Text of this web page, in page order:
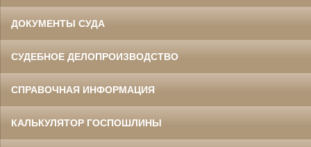
ДОКУМЕНТЫ СУДА
СУДЕБНОЕ ДЕЛОПРОИЗВОДСТВО
СПРАВОЧНАЯ ИНФОРМАЦИЯ
КАЛЬКУЛЯТОР ГОСПОШЛИНЫ